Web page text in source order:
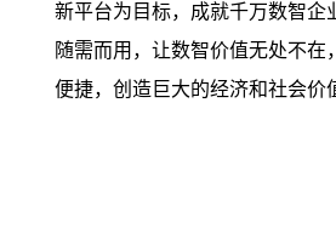
新平台为目标，成就千万数智企
随需而用，让数智价值无处不在
便捷，创造巨大的经济和社会价